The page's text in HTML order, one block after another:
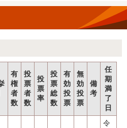
有
権
者
数
投
票
者
数
投
票
率
投
票
総
数
有
効
投
票
無
効
投
票
備
考
任
期
満
了
日
令